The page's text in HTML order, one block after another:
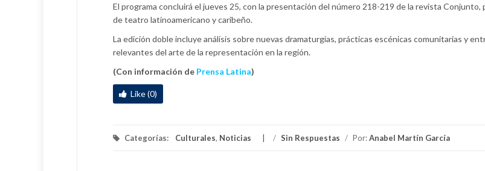
El programa concluirá el jueves 25, con la presentación del número 218-219 de la revista Conjunto,
de teatro latinoamericano y caribeño.
La edición doble incluye análisis sobre nuevas dramaturgias, prácticas escénicas comunitarias y
relevantes del arte de la representación en la región.
(Con información de Prensa Latina)
Like (0)
Categorías: Culturales, Noticias / Sin Respuestas / Por:Anabel Martín García